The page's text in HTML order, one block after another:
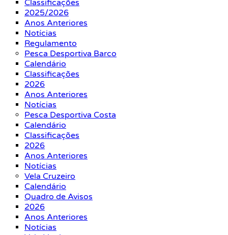
Classificações
2025/2026
Anos Anteriores
Notícias
Regulamento
Pesca Desportiva Barco
Calendário
Classificações
2026
Anos Anteriores
Notícias
Pesca Desportiva Costa
Calendário
Classificações
2026
Anos Anteriores
Notícias
Vela Cruzeiro
Calendário
Quadro de Avisos
2026
Anos Anteriores
Notícias